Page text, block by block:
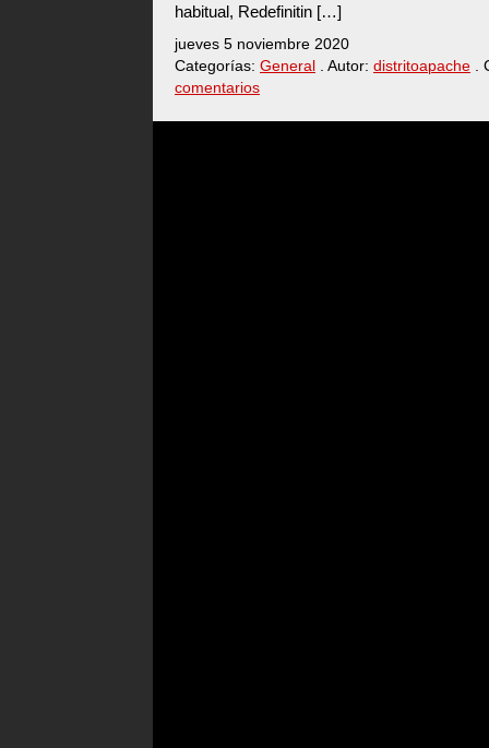
habitual, Redefinitin […]
jueves 5 noviembre 2020
Categorías: General . Autor: distritoapache .
comentarios